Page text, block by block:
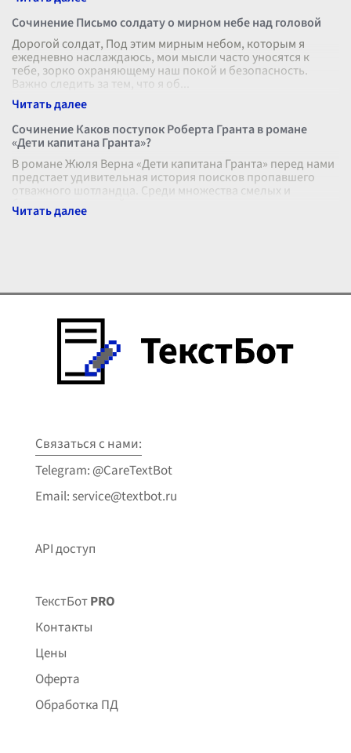
Сочинение Письмо солдату о мирном небе над головой
Дорогой солдат, Под этим мирным небом, которым я
ежедневно наслаждаюсь, мои мысли часто уносятся к
тебе, зорко охраняющему наш покой и безопасность.
Важно следить за тем, что я об
Сочинение Каков поступок Роберта Гранта в романе
«Дети капитана Гранта»?
В романе Жюля Верна «Дети капитана Гранта» перед нами
предстает удивительная история поисков пропавшего
отважного шотландца. Среди множества смелых и
благородных людей, отправивших
Связаться с нами:
Telegram: @CareTextBot
Email: service@textbot.ru
API доступ
ТекстБотPRO
Контакты
Цены
Оферта
Обработка ПД